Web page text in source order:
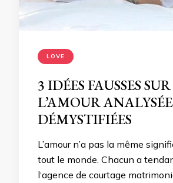
LOVE
3 IDÉES FAUSSES SUR
L’AMOUR
DÉMYSTIFIÉES
L’amour n’a pas la même
tout le monde. Chacun a
l‘agence de courtage